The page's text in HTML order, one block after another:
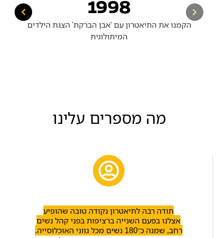
1998
הקמנו את התיאטרון עם 'אבן הברקת' הצגת הילדים
המיתולוגית
מה מספרים עלינו
תודה רבה לתיאטרון נקודה טובה שהופיע
אצלנו בפעם השנייה ברציפות בפני קהל נשים
רחב, שמנה כ־180 נשים מכל גווני האוכלוסייה.